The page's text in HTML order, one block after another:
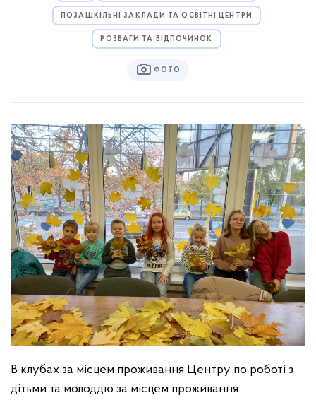
ПОЗАШКІЛЬНІ ЗАКЛАДИ ТА ОСВІТНІ ЦЕНТРИ
РОЗВАГИ ТА ВІДПОЧИНОК
ФОТО
В клубах за місцем проживання Центру по роботі з
дітьми та молоддю за місцем проживання